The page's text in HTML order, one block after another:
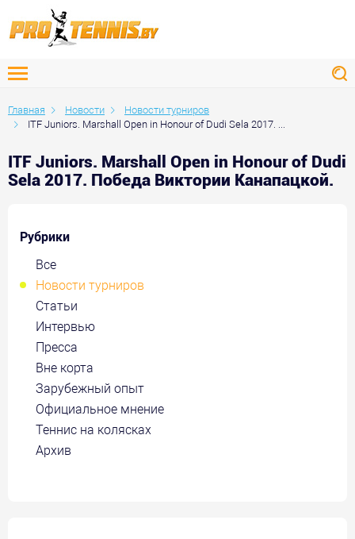
Главная Новости
Новости турниров
ITF Juniors. Marshall Open in Honour of Dudi Sela 2017. ...
ITF Juniors. Marshall Open in Honour of Dudi
Sela 2017. Победа Виктории Канапацкой.
Рубрики
Все
Новости турниров
Статьи
Интервью
Пресса
Вне корта
Зарубежный опыт
Официальное мнение
Теннис на колясках
Архив